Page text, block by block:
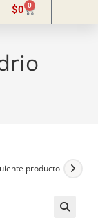
$0 0
producto